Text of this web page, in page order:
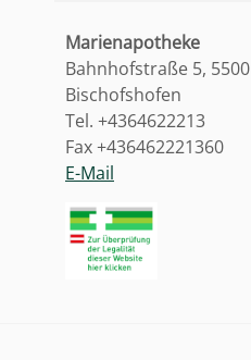
Marienapotheke
Bahnhofstraße 5, 5500
Bischofshofen
Tel. +4364622213
Fax +436462221360
E-Mail